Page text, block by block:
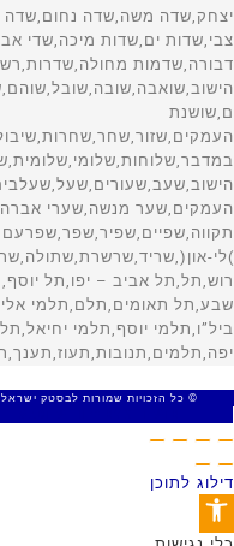
© כל הזכויות שמורות לבסטק ישראל
דילוג לתוכן
פתח סרגל נגישות